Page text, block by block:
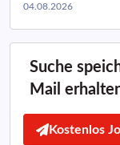
04.08.2026
Suche
Mail
Kostenlos